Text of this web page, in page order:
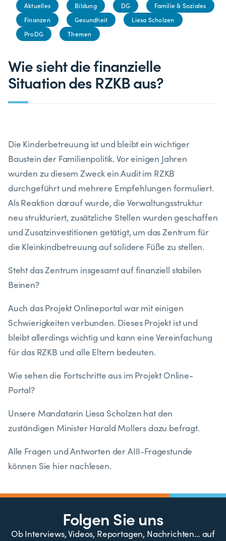
Aktuelles Bildung DG
Familie & Soziales
Finanzen
Gesundheit
Liesa Scholzen
ProDG
Themen
Wie sieht die finanzielle
Situation des RZKB aus?
Die Kinderbetreuung ist und bleibt ein wichtiger
Baustein der Familienpolitik. Vor einigen Jahren
wurden zu diesem Zweck ein Audit im RZKB
durchgeführt und mehrere Empfehlungen formuliert.
Als Reaktion darauf wurde, die Verwaltungsstruktur
neu strukturiert, zusätzliche Stellen wurden geschaffen
und Zusatzinvestitionen getätigt, um das Zentrum für
die Kleinkindbetreuung auf solidere Füße zu stellen.
Steht das Zentrum insgesamt auf finanziell stabilen
Beinen?
Auch das Projekt Onlineportal war mit einigen
Schwierigkeiten verbunden. Dieses Projekt ist und
bleibt allerdings wichtig und kann eine Vereinfachung
für das RZKB und alle Eltern bedeuten.
Wie sehen die Fortschritte aus im Projekt Online-
Portal?
Unsere Mandatarin Liesa Scholzen hat den
zuständigen Minister Harald Mollers dazu befragt.
Alle Fragen und Antworten der AIII-Fragestunde
können Sie hier nachlesen.
Folgen Sie uns
Ob Interviews, Videos, Reportagen, Nachrichten… auf